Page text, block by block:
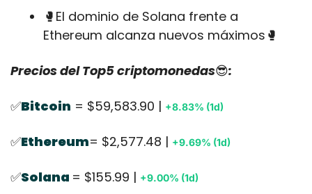
🥊 El dominio de Solana frente a
Ethereum alcanza nuevos máximos 🥊
Precios del Top5 criptomonedas😎:
✅Bitcoin = $59,583.90 | +8.83% (1d)
✅Ethereum= $2,577.48 | +9.69% (1d)
✅Solana = $155.99 | +9.00% (1d)